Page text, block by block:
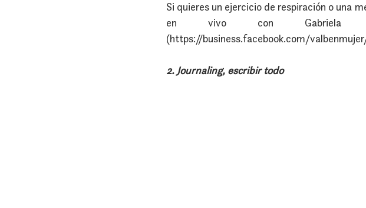
Si quieres un ejercicio de respiración o una
en vivo con Gabriela
(https://business.facebook.com/
2. Journaling, escribir todo